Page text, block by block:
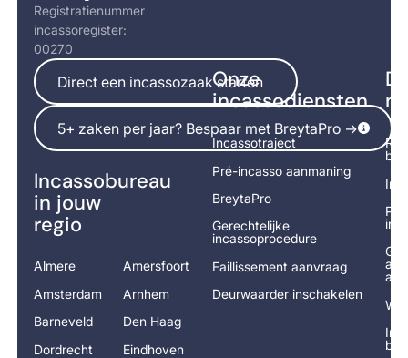
Registratienummer
incassoregister:
00270
Direct een incassozaak starten
Direct een incassozaak starten
5+ zaken per jaar? Bespaar met BreytaPro ->
5+ zaken per jaar? Bespaar met BreytaPro ->
Incassobureau
in jouw
regio
Almere
Amersfoort
Amsterdam
Arnhem
Barneveld
Den Haag
Dordrecht
Eindhoven
Onze
incassodiensten
Incassotraject
Pré-incasso aanmaning
BreytaPro
Gerechtelijke
incassoprocedure
Faillissement aanvraag
Deurwaarder inschakelen